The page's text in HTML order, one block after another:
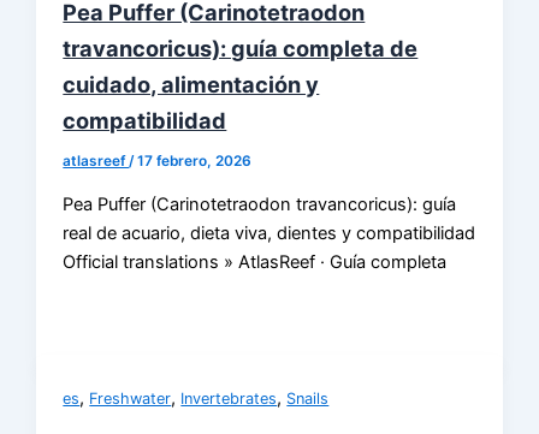
Pea Puffer (Carinotetraodon
travancoricus): guía completa de
cuidado, alimentación y
compatibilidad
atlasreef/17 febrero, 2026
Pea Puffer (Carinotetraodon travancoricus): guía
real de acuario, dieta viva, dientes y compatibilidad
Official translations » AtlasReef · Guía completa
es, Freshwater, Invertebrates, Snails